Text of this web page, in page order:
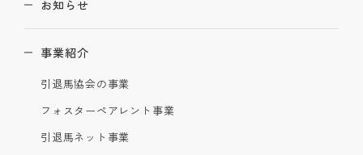
お知らせ
事業紹介
引退馬協会の事業
フォスターペアレント事業
引退馬ネット事業